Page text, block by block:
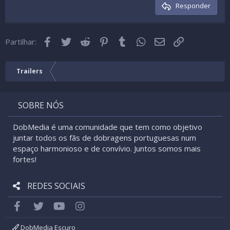
26
Trebuchet MS
Cabeçalho 3Responder
Partilhar: Facebook
Twitter Reddit Pinterest
Tumblr WhatsApp
Email
Trailers
SOBRE NÓS
DobMedia é uma comunidade que tem como objetivo
juntar todos os fãs de dobragens portuguesas num
espaço harmonioso e de convívio. Juntos somos mais
fortes!
REDES SOCIAIS
FacebookTwitter youtube
DobMedia Escuro